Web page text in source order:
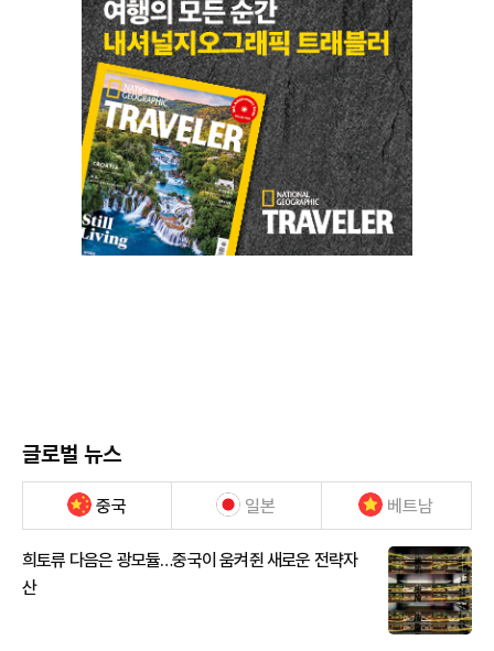
글로벌 뉴스
중국 일본 베트남
희토류 다음은 광모듈…중국이 움켜쥔 새로운 전략자
산